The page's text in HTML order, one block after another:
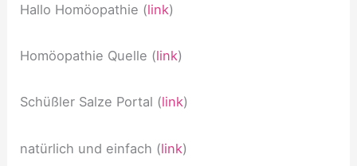
Hallo Homöopathie (link)
Homöopathie Quelle (link)
Schüßler Salze Portal (link)
natürlich und einfach (link)